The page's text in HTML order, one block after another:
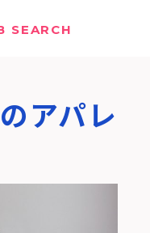
SEARCH
アパレ